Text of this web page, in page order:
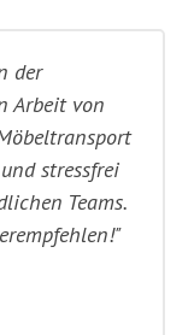
der
Arbeit von
stressfrei
Teams.